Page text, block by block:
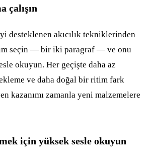
çalışın
desteklenen akıcılık tekniklerinden
seçin — bir iki paragraf — ve onu
okuyun. Her geçişte daha az
ve daha doğal bir ritim fark
kazanımı zamanla yeni malzemelere
için yüksek sesle okuyun